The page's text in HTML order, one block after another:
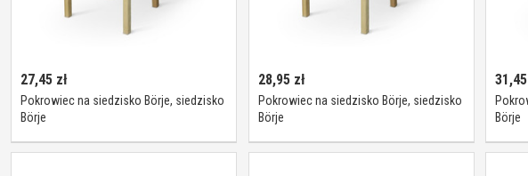
27,45 zł
Pokrowiec na siedzisko Börje, siedzisko
Börje
28,95zł
Pokrowiec na siedzisko Börje, siedzisko
Börje
31,45
Börje